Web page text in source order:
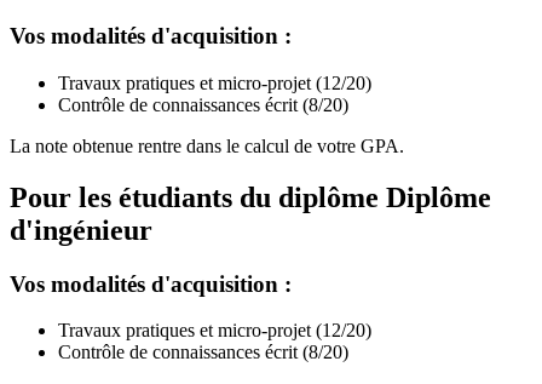
Vos modalités d'acquisition :
Travaux pratiques et micro-projet (12/20)
Contrôle de connaissances écrit (8/20)
La note obtenue rentre dans le calcul de votre GPA.
Pour les étudiants du diplôme Diplôme
d'ingénieur
Vos modalités d'acquisition :
Travaux pratiques et micro-projet (12/20)
Contrôle de connaissances écrit (8/20)